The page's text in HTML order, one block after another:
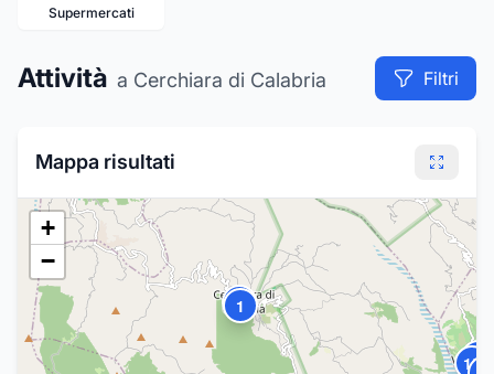
Supermercati
Attività a Cerchiara di Calabria Filtri
Mappa risultati
1
2
15
17
+
−